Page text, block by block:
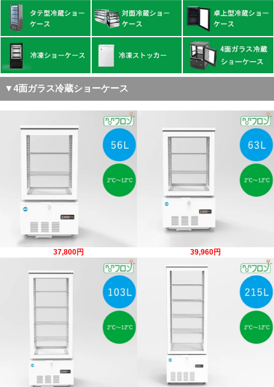
▼4面ガラス冷蔵ショーケース
37,800円 39,960円